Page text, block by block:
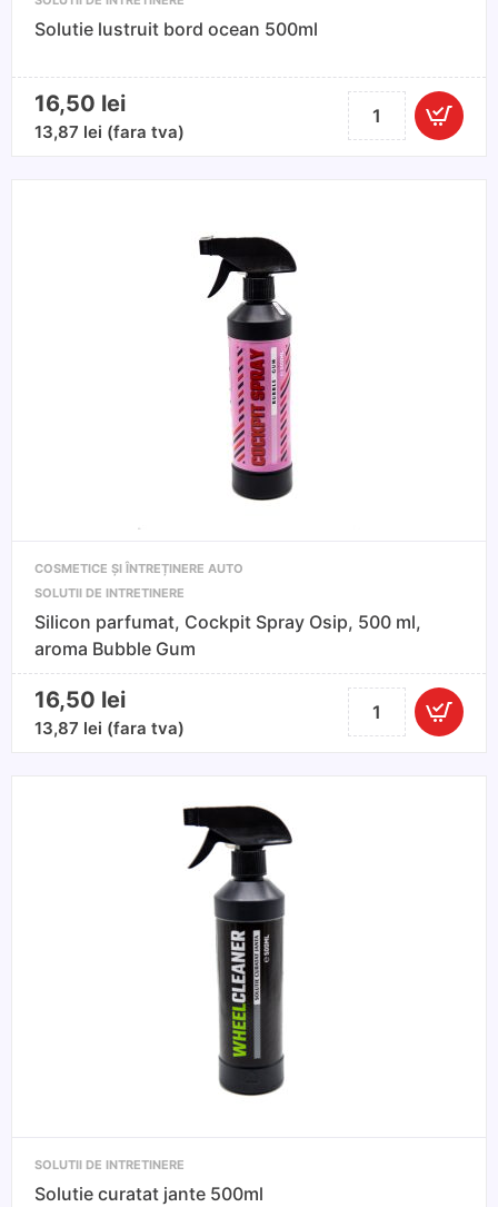
Solutie lustruit bord ocean 500ml
16,50 lei
13,87 lei (fara tva)
Cantitate
Solutie
COSMETICE ȘI ÎNTREȚINERE AUTO
SOLUTII DE INTRETINERE
Silicon parfumat, Cockpit Spray Osip, 500 ml,
aroma Bubble Gum
16,50 lei
13,87 lei (fara tva)
Cantitate
Silicon
SOLUTII DE INTRETINERE
Solutie curatat jante 500ml